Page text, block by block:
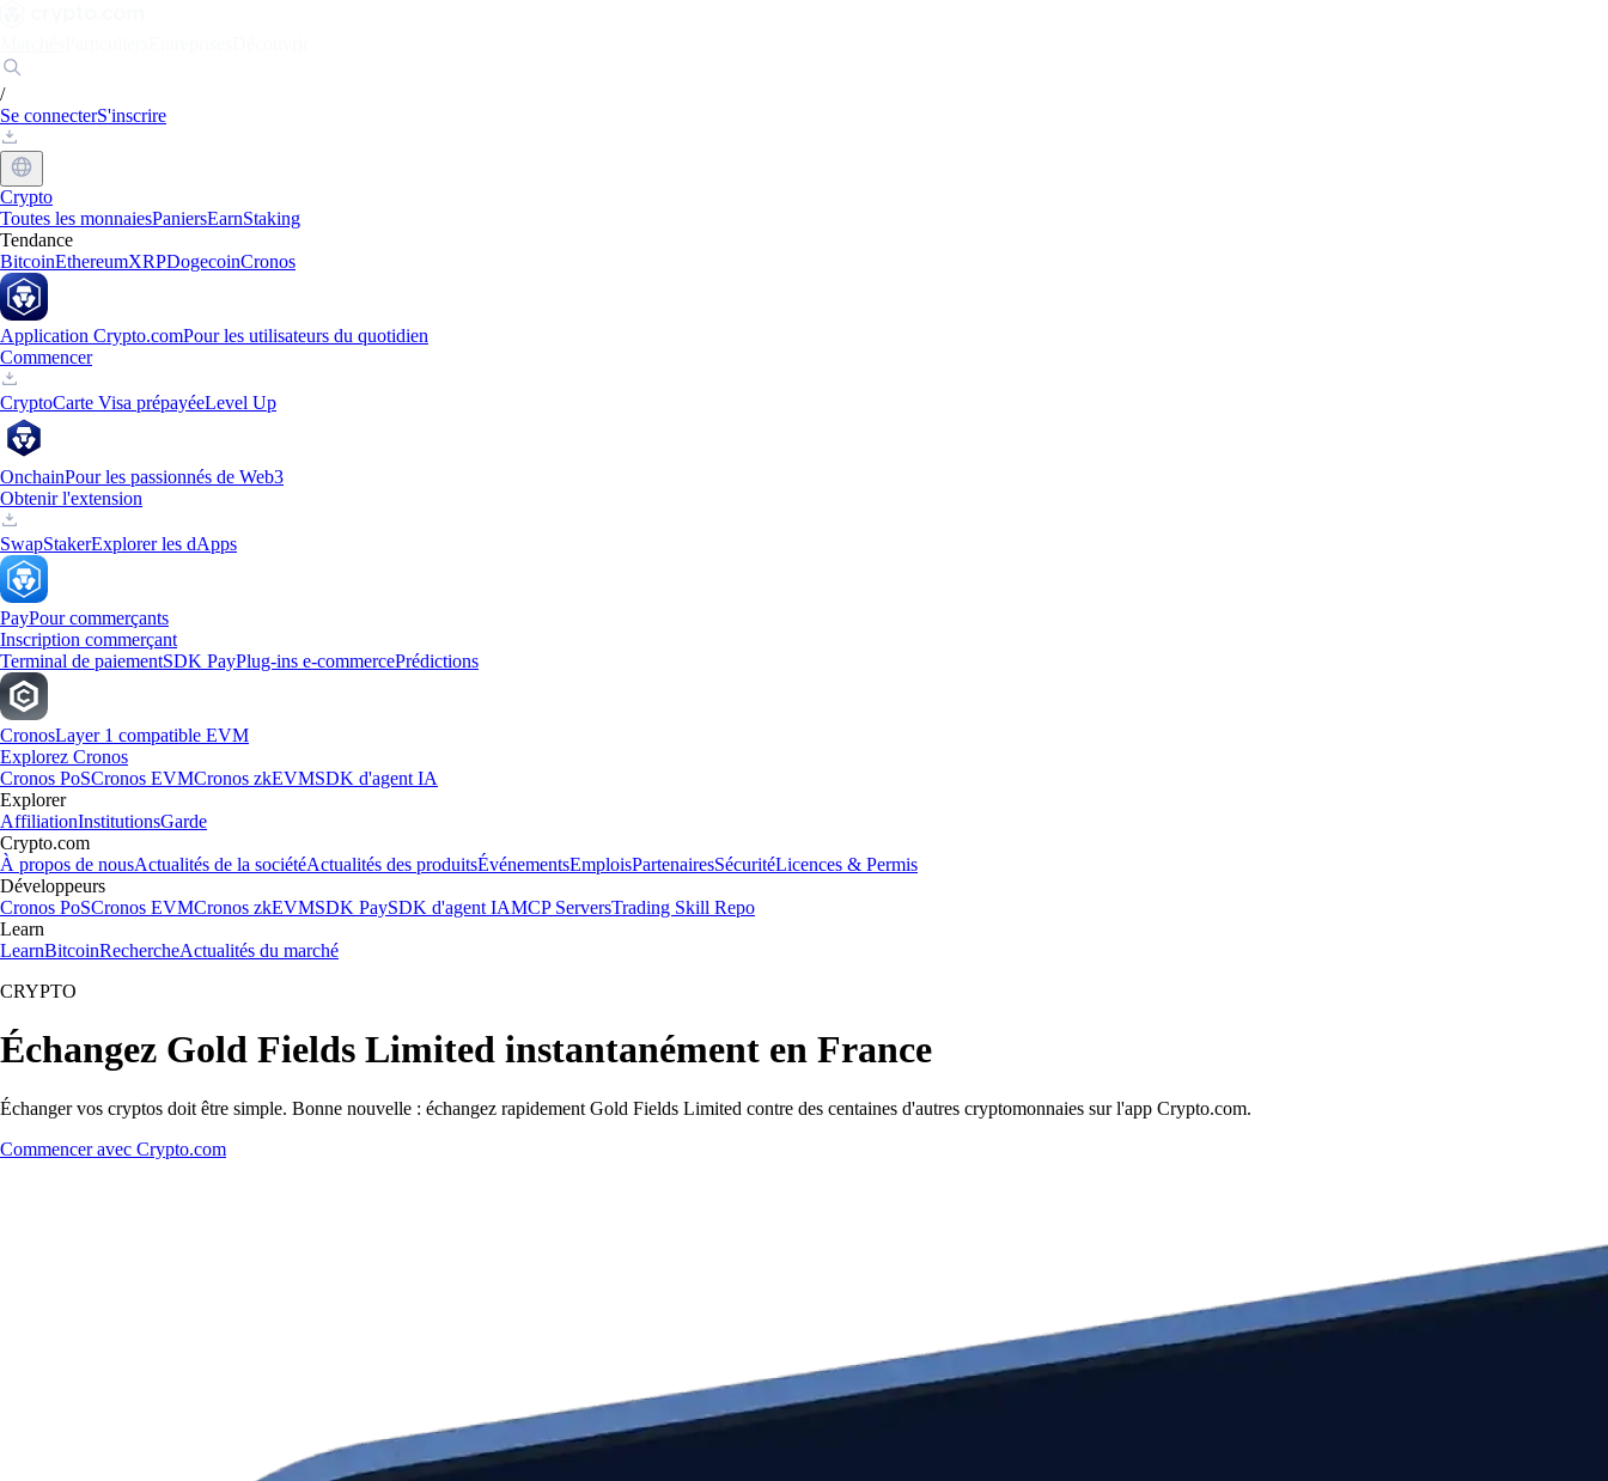
/
Se connecterS'inscrire
Crypto
Toutes les monnaiesPaniersEarnStaking
Tendance
BitcoinEthereumXRPDogecoinCronos
Application Crypto.comPour les utilisateurs du quotidien
Commencer
CryptoCarte Visa prépayéeLevel Up
OnchainPour les passionnés de Web3
Obtenir l'extension
SwapStakerExplorer les dApps
PayPour commerçants
Inscription commerçant
Terminal de paiementSDK PayPlug-ins e-commercePrédictions
CronosLayer 1 compatible EVM
Explorez Cronos
Cronos PoSCronos EVMCronos zkEVMSDK d'agent IA
Explorer
AffiliationInstitutionsGarde
Crypto.com
À propos de nousActualités de la sociétéActualités des produitsÉvénementsEmploisPartenairesSécuritéLicences & Permis
Développeurs
Cronos PoSCronos EVMCronos zkEVMSDK PaySDK d'agent IAMCP ServersTrading Skill Repo
Learn
LearnBitcoinRechercheActualités du marché
CRYPTO
Échangez Gold Fields Limited instantanément en France
Échanger vos cryptos doit être simple. Bonne nouvelle : échangez rapidement Gold Fields Limited contre des centaines d'autres cryptomonnaies sur l'app Crypto.com.
Commencer avec Crypto.com